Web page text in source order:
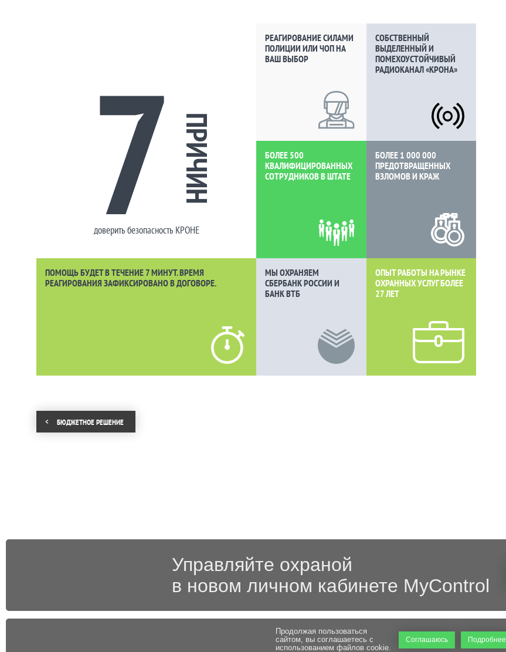
7 ПРИЧИН
доверить безопасность КРОНЕ
ПОМОЩЬ БУДЕТ В ТЕЧЕНИЕ 7 МИНУТ. ВРЕМЯ
РЕАГИРОВАНИЯ ЗАФИКСИРОВАНО В ДОГОВОРЕ.
РЕАГИРОВАНИЕ СИЛАМИ
ПОЛИЦИИ ИЛИ ЧОП НА
ВАШ ВЫБОР
СОБСТВЕННЫЙ
ВЫДЕЛЕННЫЙ И
ПОМЕХОУСТОЙЧИВЫЙ
РАДИОКАНАЛ «КРОНА»
БОЛЕЕ 500
КВАЛИФИЦИРОВАННЫХ
СОТРУДНИКОВ В ШТАТЕ
БОЛЕЕ 1 000 000
ПРЕДОТВРАЩЕННЫХ
ВЗЛОМОВ И КРАЖ
МЫ ОХРАНЯЕМ
СБЕРБАНК РОССИИ И
БАНК ВТБ
ОПЫТ РАБОТЫ НА РЫНКЕ
ОХРАННЫХ УСЛУГ БОЛЕЕ
27 ЛЕТ
БЮДЖЕТНОЕ РЕШЕНИЕ
Управляйте охраной
в новом личном кабинете MyControl
Продолжая пользоваться
сайтом, вы соглашаетесь с
использованием файлов cookie.
Соглашаюсь Подробнее